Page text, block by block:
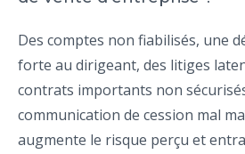
Des comptes non fiabilisés, une
forte au dirigeant, des litiges
contrats importants non
communication de cession mal
augmente le risque perçu et